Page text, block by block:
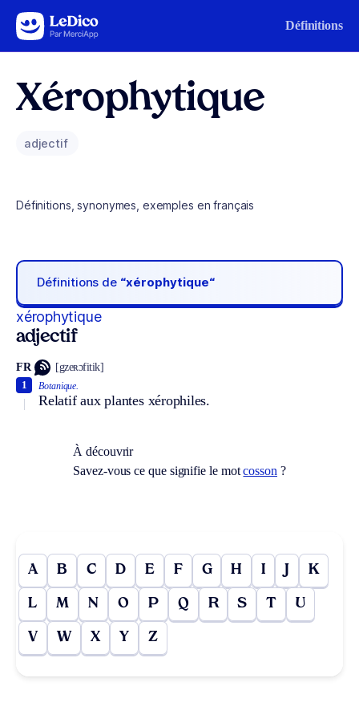
Aller au contenu Définitions
Xérophytique
adjectif
Définitions, synonymes, exemples en français
Définitions de “xérophytique“
xérophytique
adjectif
FR [gzeʀɔfitik]
Botanique.
Relatif aux plantes xérophiles.
1
À découvrir
Savez-vous ce que signifie le motcosson ?
A B C D E F G H I J K
L M N O P Q R S T U
V W X Y Z